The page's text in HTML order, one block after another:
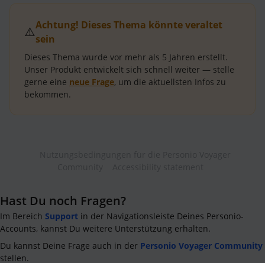
⚠️Achtung! Dieses Thema könnte veraltet
sein
Dieses Thema wurde vor mehr als 5 Jahren erstellt.
Unser Produkt entwickelt sich schnell weiter — stelle
gerne eine neue Frage, um die aktuellsten Infos zu
bekommen.
Hast Du noch Fragen?
Im Bereich Support in der Navigationsleiste Deines Personio-
Accounts, kannst Du weitere Unterstützung erhalten.
Du kannst Deine Frage auch in der Personio Voyager Community
stellen.